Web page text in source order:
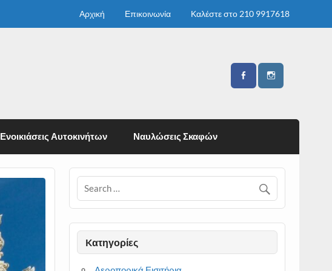
Αρχική Επικοινωνία Καλέστε στο 210 9917618
Ενοικιάσεις Αυτοκινήτων Ναυλώσεις Σκαφών
Kατηγορίες